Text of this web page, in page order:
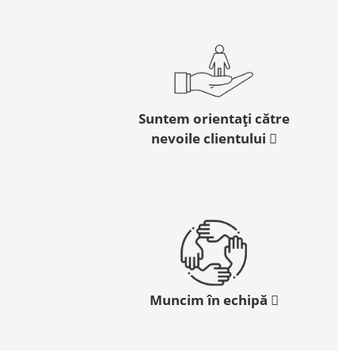
Suntem orientați către
nevoile clientului
Muncim în echipă